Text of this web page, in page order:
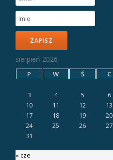
ZAPISZ
sierpień 2026
P W Ś C
3
4 5 6
10
11 12 13
17
18 19 20
24
25 26 27
31
« cze